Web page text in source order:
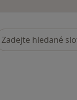
v názorech